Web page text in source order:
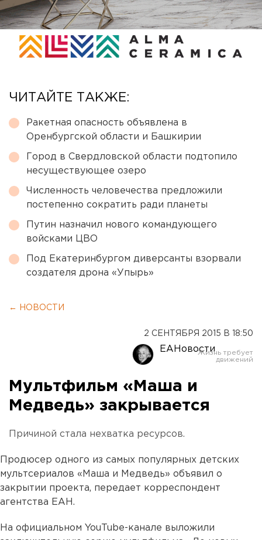
ЧИТАЙТЕ ТАКЖЕ:
Ракетная опасность объявлена в
Оренбургской области и Башкирии
Город в Свердловской области подтопило
несуществующее озеро
Численность человечества предложили
постепенно сократить ради планеты
Путин назначил нового командующего
войсками ЦВО
Под Екатеринбургом диверсанты взорвали
создателя дрона «Упырь»
← НОВОСТИ
2 СЕНТЯБРЯ 2015 В 18:50
ЕАНовости
Мультфильм «Маша и
Медведь» закрывается
Причиной стала нехватка ресурсов.
Продюсер одного из самых популярных детских
мультсериалов «Маша и Медведь» объявил о
закрытии проекта, передает корреспондент
агентства ЕАН.
На официальном YouTube-канале выложили